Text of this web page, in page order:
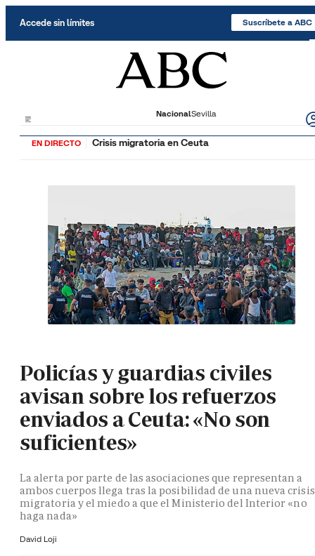
Accede sin límites Suscríbete a ABC
NacionalSevilla
EN DIRECTO Crisis migratoria en Ceuta
Policías y guardias civiles
avisan sobre los refuerzos
enviados a Ceuta: «No son
suficientes»
La alerta por parte de las asociaciones que representan a
ambos cuerpos llega tras la posibilidad de una nueva crisis
migratoria y el miedo a que el Ministerio del Interior «no
haga nada»
David Loji